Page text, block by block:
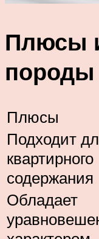
Плюсы
породы
Плюсы
Подходит
квартирного
содержания
Обладает